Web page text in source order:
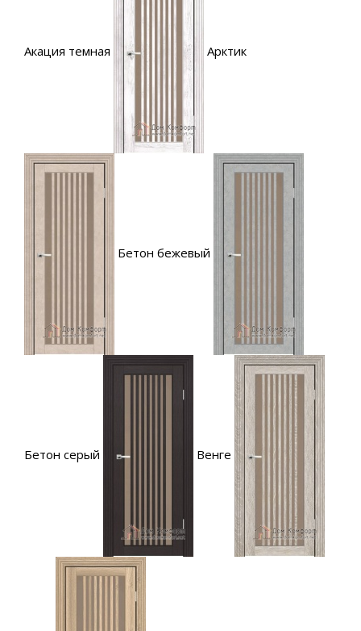
Акация темная Арктик
Бетон бежевый
Бетон серый Венге